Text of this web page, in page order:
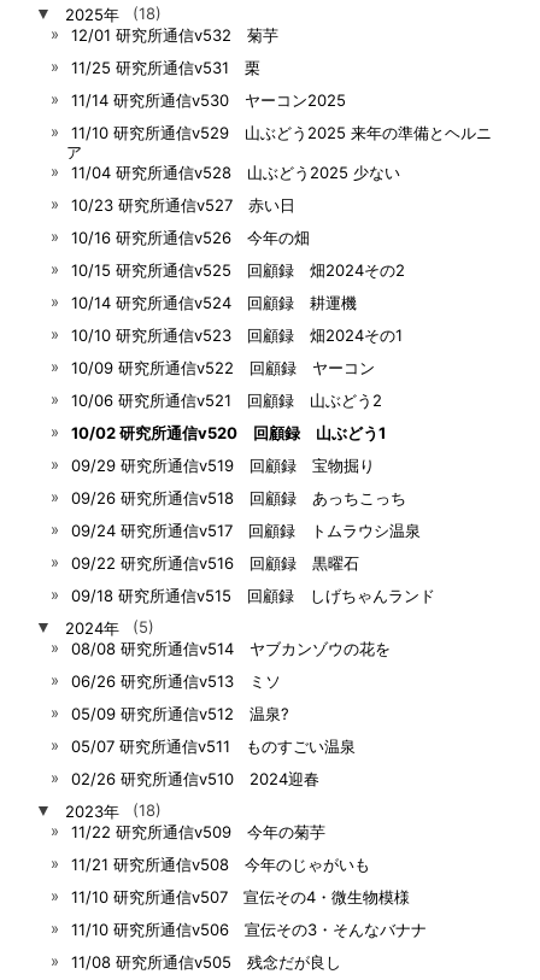
▼
2025年
(18)
12/01 研究所通信v532 菊芋
11/25 研究所通信v531 栗
11/14 研究所通信v530 ヤーコン2025
11/10 研究所通信v529 山ぶどう2025 来年の準備とヘルニ
ア
11/04 研究所通信v528 山ぶどう2025 少ない
10/23 研究所通信v527 赤い日
10/16 研究所通信v526 今年の畑
10/15 研究所通信v525 回顧録 畑2024その2
10/14 研究所通信v524 回顧録 耕運機
10/10 研究所通信v523 回顧録 畑2024その1
10/09 研究所通信v522 回顧録 ヤーコン
10/06 研究所通信v521 回顧録 山ぶどう2
10/02 研究所通信v520 回顧録 山ぶどう1
09/29 研究所通信v519 回顧録 宝物掘り
09/26 研究所通信v518 回顧録 あっちこっち
09/24 研究所通信v517 回顧録 トムラウシ温泉
09/22 研究所通信v516 回顧録 黒曜石
09/18 研究所通信v515 回顧録 しげちゃんランド
▼
2024年
(5)
08/08 研究所通信v514 ヤブカンゾウの花を
06/26 研究所通信v513 ミソ
05/09 研究所通信v512 温泉?
05/07 研究所通信v511 ものすごい温泉
02/26 研究所通信v510 2024迎春
▼
2023年
(18)
11/22 研究所通信v509 今年の菊芋
11/21 研究所通信v508 今年のじゃがいも
11/10 研究所通信v507 宣伝その4・微生物模様
11/10 研究所通信v506 宣伝その3・そんなバナナ
11/08 研究所通信v505 残念だが良し